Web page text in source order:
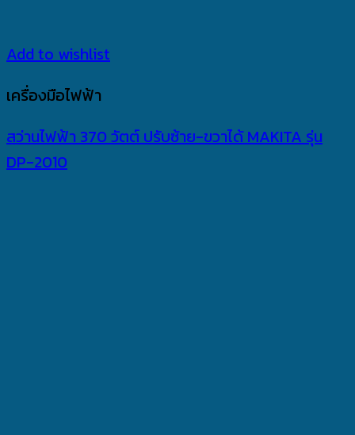
Add to wishlist
เครื่องมือไฟฟ้า
สว่านไฟฟ้า 370 วัตต์ ปรับซ้าย-ขวาได้ MAKITA รุ่น
DP-2010